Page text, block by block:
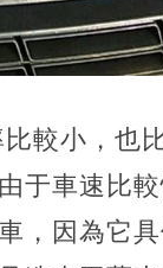
較小，也
于車速比
，因為它